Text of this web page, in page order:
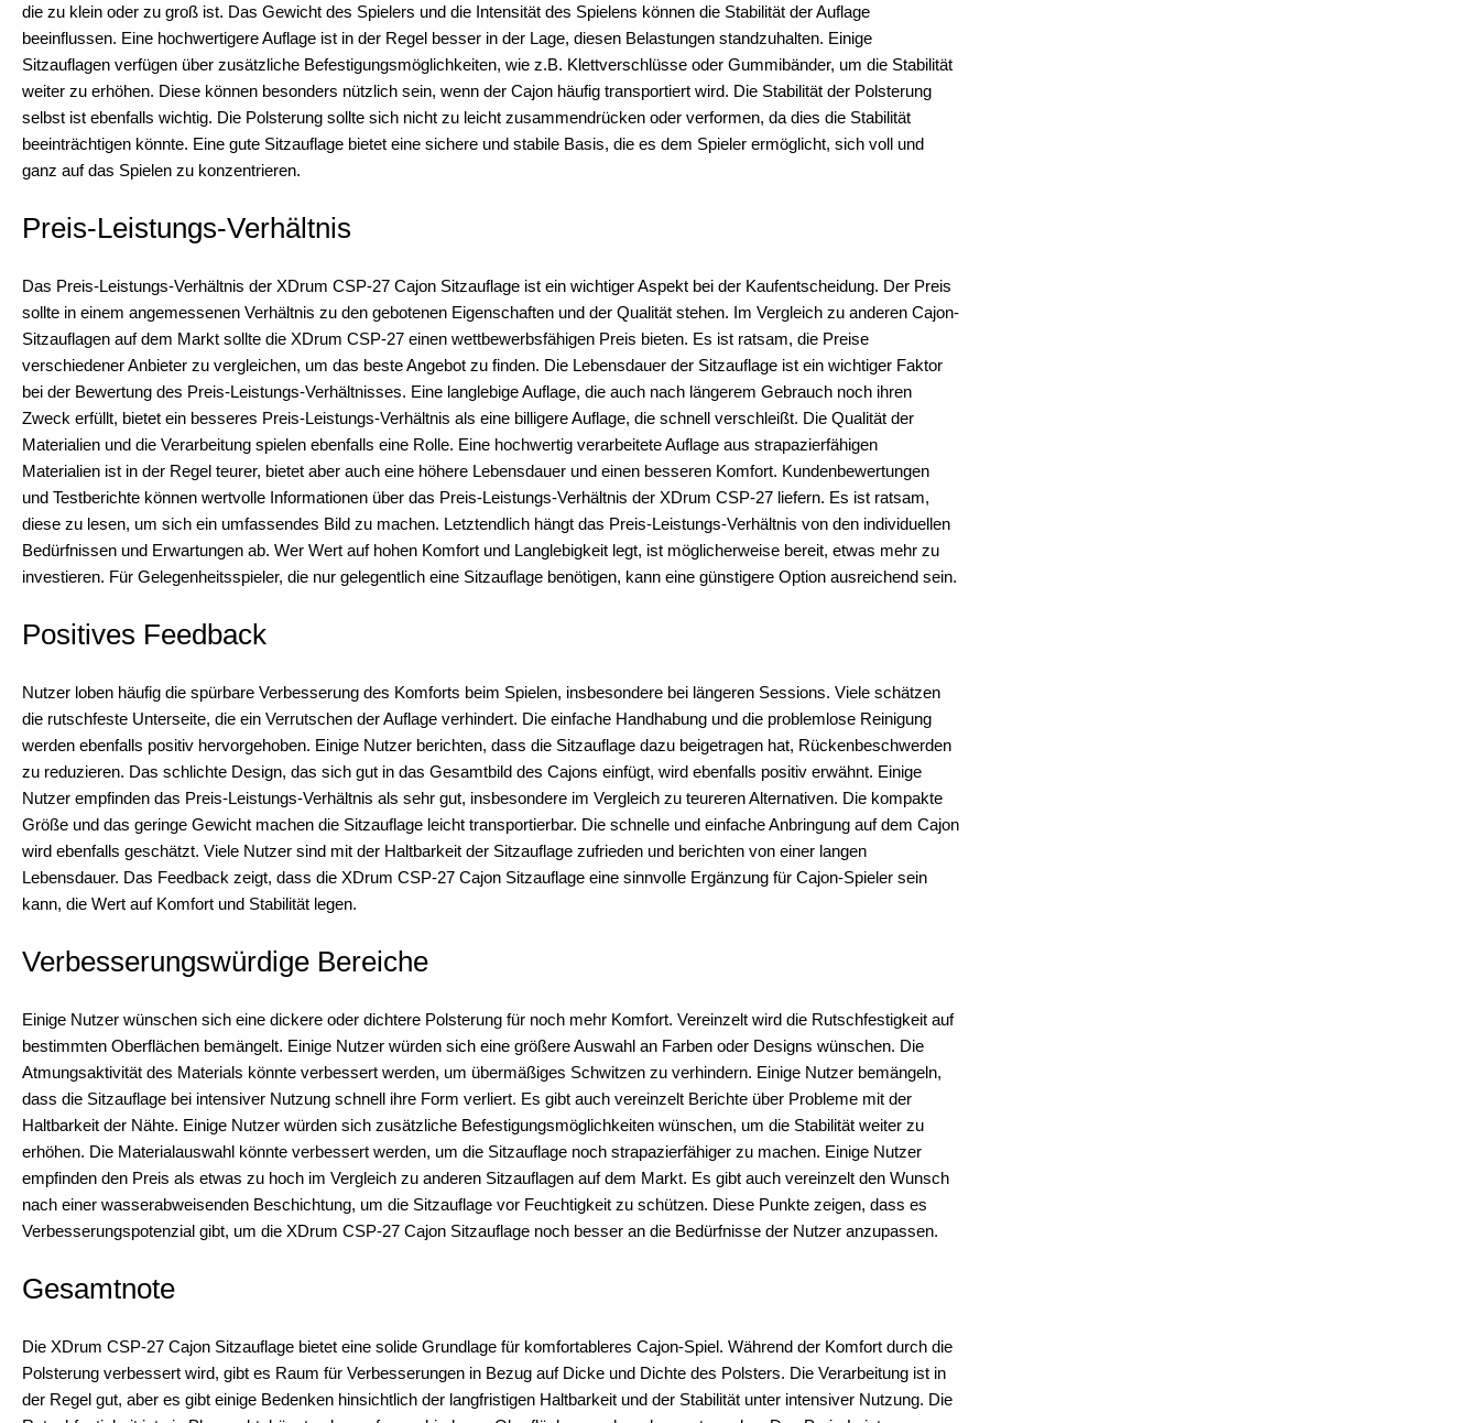
die zu klein oder zu groß ist. Das Gewicht des Spielers und die Intensität des Spielens können die Stabilität der Auflage
beeinflussen. Eine hochwertigere Auflage ist in der Regel besser in der Lage, diesen Belastungen standzuhalten. Einige
Sitzauflagen verfügen über zusätzliche Befestigungsmöglichkeiten, wie z.B. Klettverschlüsse oder Gummibänder, um die Stabilität
weiter zu erhöhen. Diese können besonders nützlich sein, wenn der Cajon häufig transportiert wird. Die Stabilität der Polsterung
selbst ist ebenfalls wichtig. Die Polsterung sollte sich nicht zu leicht zusammendrücken oder verformen, da dies die Stabilität
beeinträchtigen könnte. Eine gute Sitzauflage bietet eine sichere und stabile Basis, die es dem Spieler ermöglicht, sich voll und
ganz auf das Spielen zu konzentrieren.
Preis-Leistungs-Verhältnis
Das Preis-Leistungs-Verhältnis der XDrum CSP-27 Cajon Sitzauflage ist ein wichtiger Aspekt bei der Kaufentscheidung. Der Preis
sollte in einem angemessenen Verhältnis zu den gebotenen Eigenschaften und der Qualität stehen. Im Vergleich zu anderen Cajon-
Sitzauflagen auf dem Markt sollte die XDrum CSP-27 einen wettbewerbsfähigen Preis bieten. Es ist ratsam, die Preise
verschiedener Anbieter zu vergleichen, um das beste Angebot zu finden. Die Lebensdauer der Sitzauflage ist ein wichtiger Faktor
bei der Bewertung des Preis-Leistungs-Verhältnisses. Eine langlebige Auflage, die auch nach längerem Gebrauch noch ihren
Zweck erfüllt, bietet ein besseres Preis-Leistungs-Verhältnis als eine billigere Auflage, die schnell verschleißt. Die Qualität der
Materialien und die Verarbeitung spielen ebenfalls eine Rolle. Eine hochwertig verarbeitete Auflage aus strapazierfähigen
Materialien ist in der Regel teurer, bietet aber auch eine höhere Lebensdauer und einen besseren Komfort. Kundenbewertungen
und Testberichte können wertvolle Informationen über das Preis-Leistungs-Verhältnis der XDrum CSP-27 liefern. Es ist ratsam,
diese zu lesen, um sich ein umfassendes Bild zu machen. Letztendlich hängt das Preis-Leistungs-Verhältnis von den individuellen
Bedürfnissen und Erwartungen ab. Wer Wert auf hohen Komfort und Langlebigkeit legt, ist möglicherweise bereit, etwas mehr zu
investieren. Für Gelegenheitsspieler, die nur gelegentlich eine Sitzauflage benötigen, kann eine günstigere Option ausreichend sein.
Positives Feedback
Nutzer loben häufig die spürbare Verbesserung des Komforts beim Spielen, insbesondere bei längeren Sessions. Viele schätzen
die rutschfeste Unterseite, die ein Verrutschen der Auflage verhindert. Die einfache Handhabung und die problemlose Reinigung
werden ebenfalls positiv hervorgehoben. Einige Nutzer berichten, dass die Sitzauflage dazu beigetragen hat, Rückenbeschwerden
zu reduzieren. Das schlichte Design, das sich gut in das Gesamtbild des Cajons einfügt, wird ebenfalls positiv erwähnt. Einige
Nutzer empfinden das Preis-Leistungs-Verhältnis als sehr gut, insbesondere im Vergleich zu teureren Alternativen. Die kompakte
Größe und das geringe Gewicht machen die Sitzauflage leicht transportierbar. Die schnelle und einfache Anbringung auf dem Cajon
wird ebenfalls geschätzt. Viele Nutzer sind mit der Haltbarkeit der Sitzauflage zufrieden und berichten von einer langen
Lebensdauer. Das Feedback zeigt, dass die XDrum CSP-27 Cajon Sitzauflage eine sinnvolle Ergänzung für Cajon-Spieler sein
kann, die Wert auf Komfort und Stabilität legen.
Verbesserungswürdige Bereiche
Einige Nutzer wünschen sich eine dickere oder dichtere Polsterung für noch mehr Komfort. Vereinzelt wird die Rutschfestigkeit auf
bestimmten Oberflächen bemängelt. Einige Nutzer würden sich eine größere Auswahl an Farben oder Designs wünschen. Die
Atmungsaktivität des Materials könnte verbessert werden, um übermäßiges Schwitzen zu verhindern. Einige Nutzer bemängeln,
dass die Sitzauflage bei intensiver Nutzung schnell ihre Form verliert. Es gibt auch vereinzelt Berichte über Probleme mit der
Haltbarkeit der Nähte. Einige Nutzer würden sich zusätzliche Befestigungsmöglichkeiten wünschen, um die Stabilität weiter zu
erhöhen. Die Materialauswahl könnte verbessert werden, um die Sitzauflage noch strapazierfähiger zu machen. Einige Nutzer
empfinden den Preis als etwas zu hoch im Vergleich zu anderen Sitzauflagen auf dem Markt. Es gibt auch vereinzelt den Wunsch
nach einer wasserabweisenden Beschichtung, um die Sitzauflage vor Feuchtigkeit zu schützen. Diese Punkte zeigen, dass es
Verbesserungspotenzial gibt, um die XDrum CSP-27 Cajon Sitzauflage noch besser an die Bedürfnisse der Nutzer anzupassen.
Gesamtnote
Die XDrum CSP-27 Cajon Sitzauflage bietet eine solide Grundlage für komfortableres Cajon-Spiel. Während der Komfort durch die
Polsterung verbessert wird, gibt es Raum für Verbesserungen in Bezug auf Dicke und Dichte des Polsters. Die Verarbeitung ist in
der Regel gut, aber es gibt einige Bedenken hinsichtlich der langfristigen Haltbarkeit und der Stabilität unter intensiver Nutzung. Die